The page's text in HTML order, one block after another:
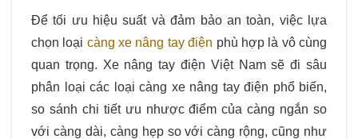
Để tối ưu hiệu suất và đảm bảo an toàn, việc lựa
chọn loại càng xe nâng tay điện phù hợp là vô cùng
quan trọng. Xe nâng tay điện Việt Nam sẽ đi sâu
phân loại các loại càng xe nâng tay điện phổ biến,
so sánh chi tiết ưu nhược điểm của càng ngắn so
với càng dài, càng hẹp so với càng rộng, cũng như